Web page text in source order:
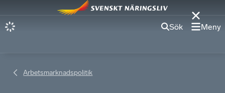
Sök Meny
Arbetsmarknadspolitik